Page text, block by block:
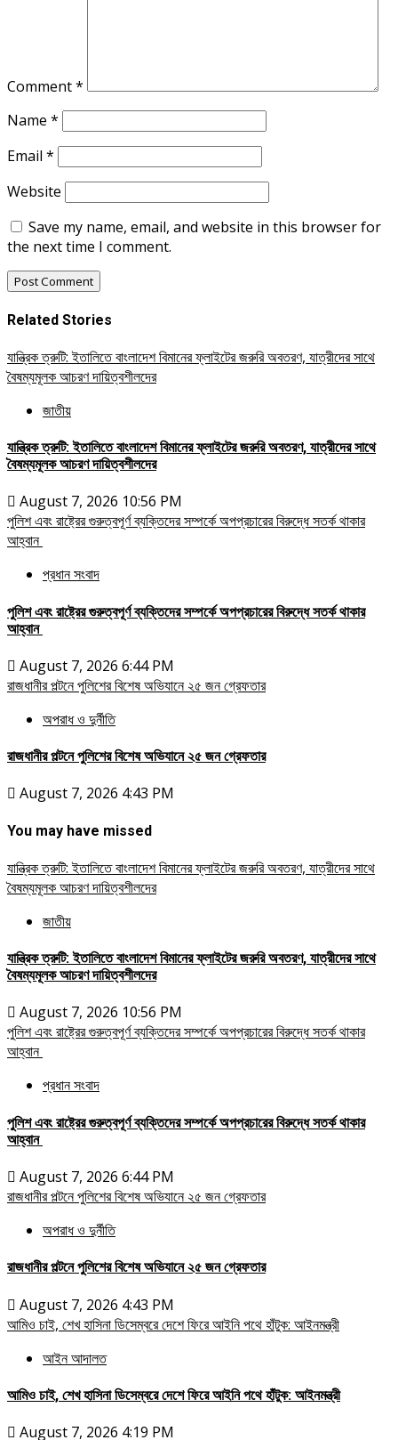
Comment*
Name *
Email *
Website
Save my name, email, and website in this browser for
the next time I comment.
Related Stories
যান্ত্রিক ত্রুটি: ইতালিতে বাংলাদেশ বিমানের ফ্লাইটের জরুরি অবতরণ, যাত্রীদের সাথে
বৈষম্যমূলক আচরণ দায়িত্বশীলদের
জাতীয়
যান্ত্রিক ত্রুটি: ইতালিতে বাংলাদেশ বিমানের ফ্লাইটের জরুরি অবতরণ, যাত্রীদের সাথে
বৈষম্যমূলক আচরণ দায়িত্বশীলদের
August 7, 2026 10:56 PM
পুলিশ এবং রাষ্ট্রের গুরুত্বপূর্ণ ব্যক্তিদের সম্পর্কে অপপ্রচারের বিরুদ্ধে সতর্ক থাকার
আহ্বান
প্রধান সংবাদ
পুলিশ এবং রাষ্ট্রের গুরুত্বপূর্ণ ব্যক্তিদের সম্পর্কে অপপ্রচারের বিরুদ্ধে সতর্ক থাকার
আহ্বান
August 7, 2026 6:44 PM
রাজধানীর পল্টনে পুলিশের বিশেষ অভিযানে ২৫ জন গ্রেফতার
অপরাধ ও দুর্নীতি
রাজধানীর পল্টনে পুলিশের বিশেষ অভিযানে ২৫ জন গ্রেফতার
August 7, 2026 4:43 PM
You may have missed
যান্ত্রিক ত্রুটি: ইতালিতে বাংলাদেশ বিমানের ফ্লাইটের জরুরি অবতরণ, যাত্রীদের সাথে
বৈষম্যমূলক আচরণ দায়িত্বশীলদের
জাতীয়
যান্ত্রিক ত্রুটি: ইতালিতে বাংলাদেশ বিমানের ফ্লাইটের জরুরি অবতরণ, যাত্রীদের সাথে
বৈষম্যমূলক আচরণ দায়িত্বশীলদের
August 7, 2026 10:56 PM
পুলিশ এবং রাষ্ট্রের গুরুত্বপূর্ণ ব্যক্তিদের সম্পর্কে অপপ্রচারের বিরুদ্ধে সতর্ক থাকার
আহ্বান
প্রধান সংবাদ
পুলিশ এবং রাষ্ট্রের গুরুত্বপূর্ণ ব্যক্তিদের সম্পর্কে অপপ্রচারের বিরুদ্ধে সতর্ক থাকার
আহ্বান
August 7, 2026 6:44 PM
রাজধানীর পল্টনে পুলিশের বিশেষ অভিযানে ২৫ জন গ্রেফতার
অপরাধ ও দুর্নীতি
রাজধানীর পল্টনে পুলিশের বিশেষ অভিযানে ২৫ জন গ্রেফতার
August 7, 2026 4:43 PM
আমিও চাই, শেখ হাসিনা ডিসেম্বরে দেশে ফিরে আইনি পথে হাঁটুক: আইনমন্ত্রী
আইন আদালত
আমিও চাই, শেখ হাসিনা ডিসেম্বরে দেশে ফিরে আইনি পথে হাঁটুক: আইনমন্ত্রী
August 7, 2026 4:19 PM